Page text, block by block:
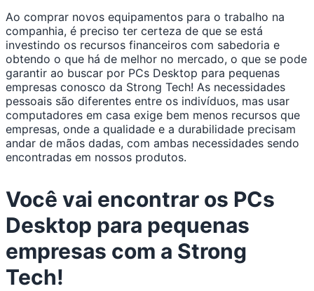
Ao comprar novos equipamentos para o trabalho na
companhia, é preciso ter certeza de que se está
investindo os recursos financeiros com sabedoria e
obtendo o que há de melhor no mercado, o que se pode
garantir ao buscar por PCs Desktop para pequenas
empresas conosco da Strong Tech! As necessidades
pessoais são diferentes entre os indivíduos, mas usar
computadores em casa exige bem menos recursos que
empresas, onde a qualidade e a durabilidade precisam
andar de mãos dadas, com ambas necessidades sendo
encontradas em nossos produtos.
Você vai encontrar os PCs
Desktop para pequenas
empresas com a Strong
Tech!